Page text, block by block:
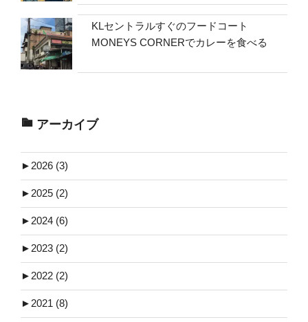
KLセントラルすぐのフードコート
MONEYS CORNERでカレーを食べる
アーカイブ
► 2026 (3)
► 2025 (2)
► 2024 (6)
► 2023 (2)
► 2022 (2)
► 2021 (8)